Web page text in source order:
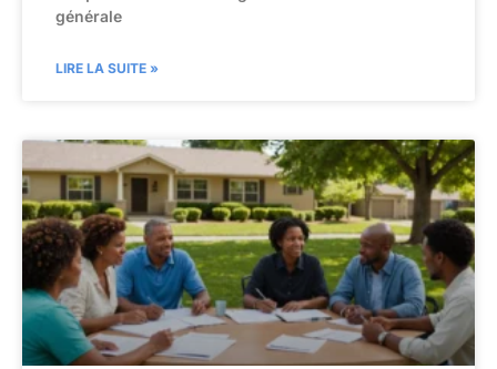
générale
LIRE LA SUITE »